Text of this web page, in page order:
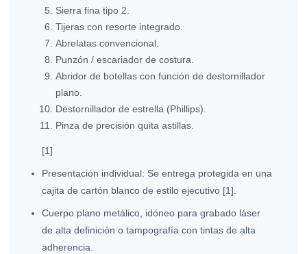
Sierra fina tipo 2.
Tijeras con resorte integrado.
Abrelatas convencional.
Punzón / escariador de costura.
Abridor de botellas con función de destornillador
plano.
Destornillador de estrella (Phillips).
Pinza de precisión quita astillas.
[1]
Presentación individual: Se entrega protegida en una
cajita de cartón blanco de estilo ejecutivo [1].
Cuerpo plano metálico, idóneo para grabado láser
de alta definición o tampografía con tintas de alta
adherencia.